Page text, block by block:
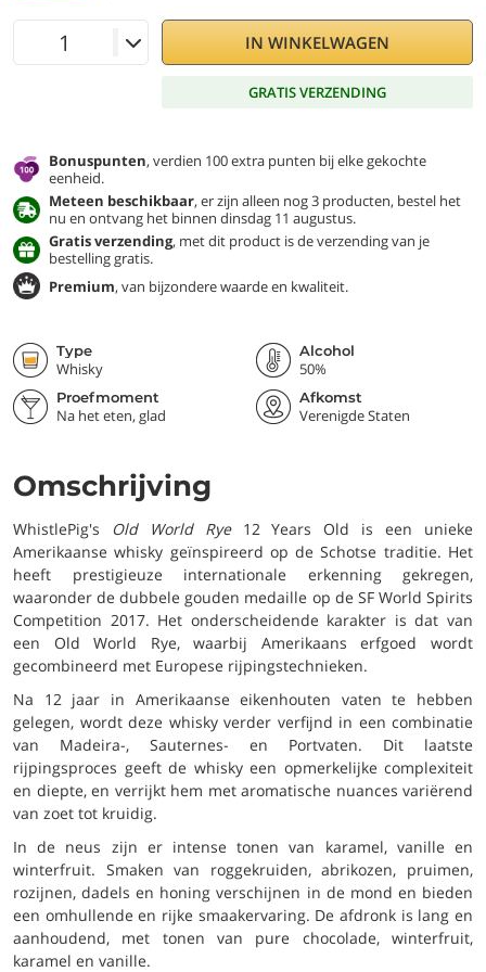
IN WINKELWAGEN
GRATIS VERZENDING
Bonuspunten, verdien 100 extra punten bij elke gekochte
eenheid.
Meteen beschikbaar, er zijn alleen nog 3 producten, bestel het
nu en ontvang het binnen dinsdag 11 augustus.
Gratis verzending, met dit product is de verzending van je
bestelling gratis.
Premium, van bijzondere waarde en kwaliteit.
Type
Whisky
Alcohol
50%
Proefmoment
Na het eten, glad
Afkomst
Verenigde Staten
Omschrijving
WhistlePig's Old World Rye12 Years Old is een unieke
Amerikaanse whisky geïnspireerd op de Schotse traditie. Het
heeft prestigieuze internationale erkenning gekregen,
waaronder de dubbele gouden medaille op de SF World Spirits
Competition 2017. Het onderscheidende karakter is dat van
een Old World Rye, waarbij Amerikaans erfgoed wordt
gecombineerd met Europese rijpingstechnieken.
Na 12 jaar in Amerikaanse eikenhouten vaten te hebben
gelegen, wordt deze whisky verder verfijnd in een combinatie
van Madeira-, Sauternes- en Portvaten. Dit laatste
rijpingsproces geeft de whisky een opmerkelijke complexiteit
en diepte, en verrijkt hem met aromatische nuances variërend
van zoet tot kruidig.
In de neus zijn er intense tonen van karamel, vanille en
winterfruit. Smaken van roggekruiden, abrikozen, pruimen,
rozijnen, dadels en honing verschijnen in de mond en bieden
een omhullende en rijke smaakervaring. De afdronk is lang en
aanhoudend, met tonen van pure chocolade, winterfruit,
karamel en vanille.